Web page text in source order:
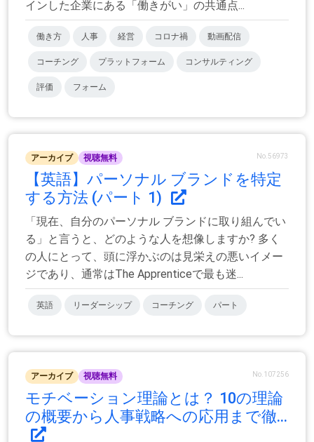
インした企業にある「働きがい」の共通点...
働き方 人事 経営 コロナ禍 動画配信
コーチング プラットフォーム コンサルティング
評価 フォーム
アーカイブ 視聴無料 No.56973
【英語】パーソナル ブランドを特定
する方法 (パート 1)
「現在、自分のパーソナル ブランドに取り組んでい
る」と言うと、どのような人を想像しますか? 多く
の人にとって、頭に浮かぶのは見栄えの悪いイメー
ジであり、通常はThe Apprenticeで最も迷...
英語 リーダーシップ コーチング パート
アーカイブ 視聴無料 No.107256
モチベーション理論とは？ 10の理論
の概要から人事戦略への応用まで徹...